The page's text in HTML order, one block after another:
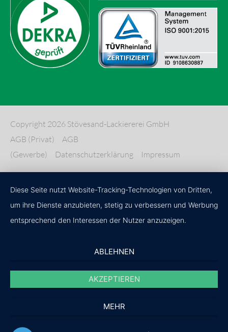
Copyright 2026 Stövesand-Lackiererei GmbH
AGB (Privat)
AGB
(Gewerbe)
Datenschutzerklärung Impressum
Diese Seite nutzt Website-Tracking-Technologien von Dritten,
um ihre Dienste anzubieten, stetig zu verbessern und Werbung
entsprechend den Interessen der Nutzer anzuzeigen.
ABLEHNEN
AKZEPTIEREN
MEHR